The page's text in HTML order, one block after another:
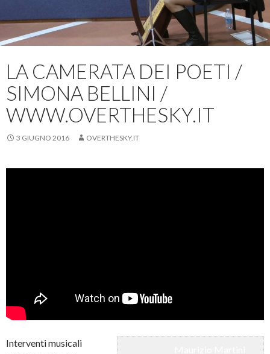
LA CAMERATA DEI POETI /
SIMONA BELLINI /
WWW.OVERTHESKY.IT
3 GIUGNO 2016 OVERTHESKY.IT
Interventi musicali